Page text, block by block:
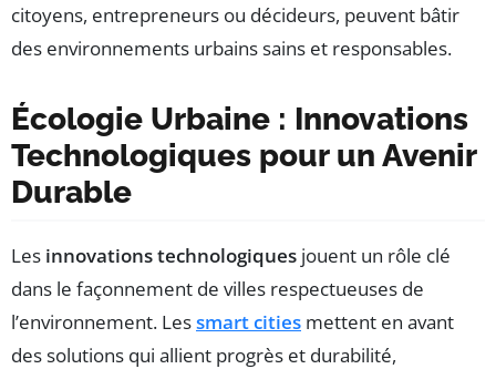
citoyens, entrepreneurs ou décideurs, peuvent bâtir
des environnements urbains sains et responsables.
Écologie Urbaine : Innovations
Technologiques pour un Avenir
Durable
Les innovations technologiques jouent un rôle clé
dans le façonnement de villes respectueuses de
l’environnement. Lessmart cities mettent en avant
des solutions qui allient progrès et durabilité,